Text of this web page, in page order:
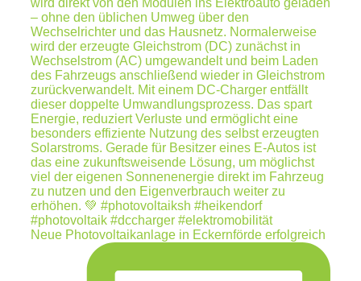
Neue Photovoltaikanlage in Eckernförde erfolgreich